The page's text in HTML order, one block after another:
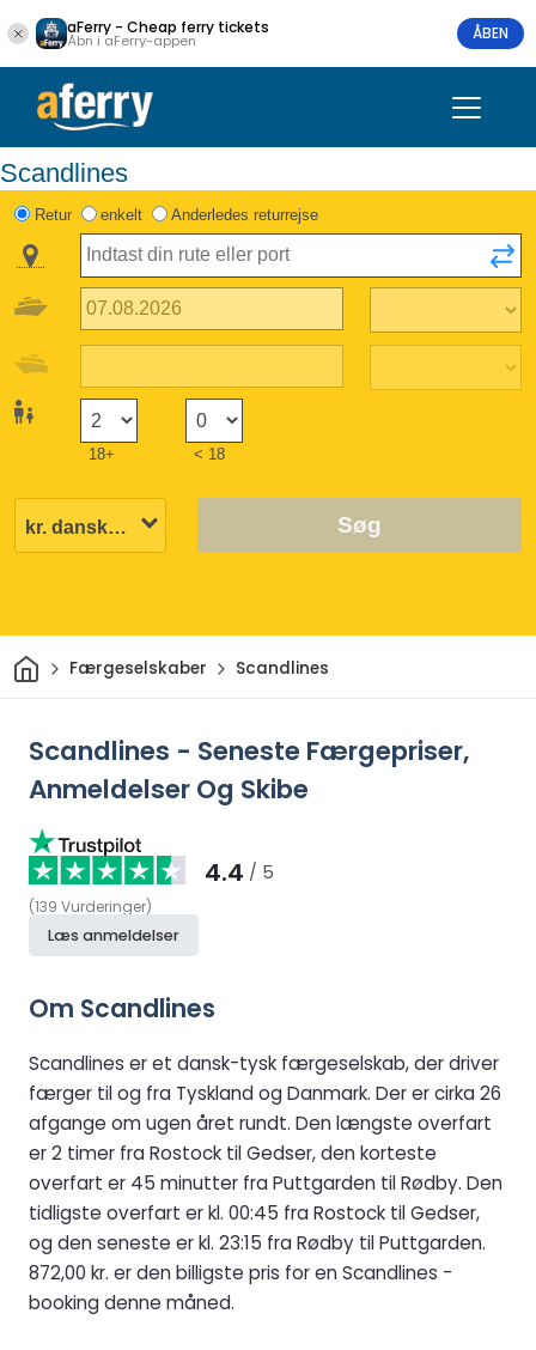
aFerry - Cheap ferry tickets
Åbn i aFerry-appen ÅBEN
Scandlines
Retur enkelt Anderledes returrejse
18+ < 18
Søg
HjemFærgeselskaber Scandlines
Scandlines - Seneste Færgepriser,
Anmeldelser Og Skibe
4.4 / 5
(139 Vurderinger)
Læs anmeldelser
Om Scandlines
Scandlines er et dansk-tysk færgeselskab, der driver
færger til og fra Tyskland og Danmark. Der er cirka 26
afgange om ugen året rundt. Den længste overfart
er 2 timer fra Rostock til Gedser, den korteste
overfart er 45 minutter fra Puttgarden til Rødby. Den
tidligste overfart er kl. 00:45 fra Rostock til Gedser,
og den seneste er kl. 23:15 fra Rødby til Puttgarden.
872,00 kr. er den billigste pris for en Scandlines -
booking denne måned.